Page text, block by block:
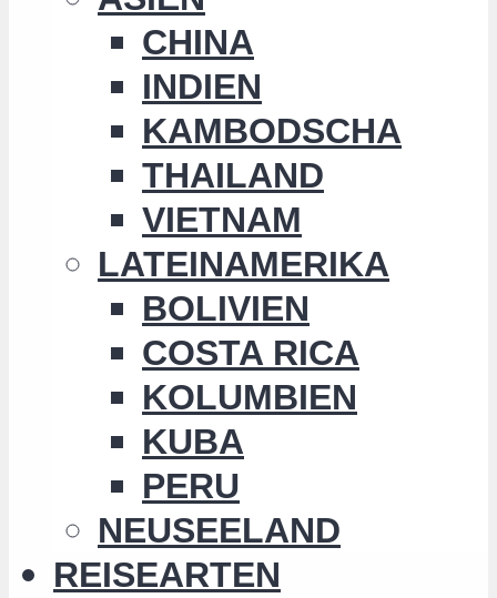
CHINA
INDIEN
KAMBODSCHA
THAILAND
VIETNAM
LATEINAMERIKA
BOLIVIEN
COSTA RICA
KOLUMBIEN
KUBA
PERU
NEUSEELAND
REISEARTEN